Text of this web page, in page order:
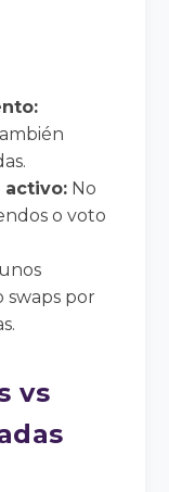
activo: No
o voto
swaps por
vs